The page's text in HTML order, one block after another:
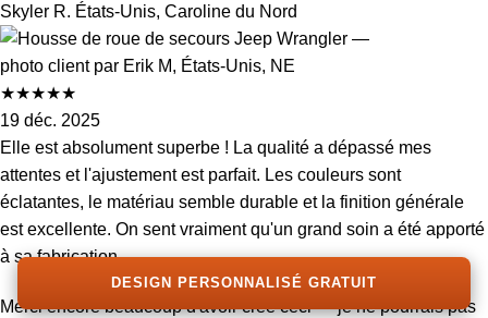
Skyler R. États-Unis, Caroline du Nord
★★★★★
19 déc. 2025
Elle est absolument superbe ! La qualité a dépassé mes
attentes et l'ajustement est parfait. Les couleurs sont
éclatantes, le matériau semble durable et la finition générale
est excellente. On sent vraiment qu'un grand soin a été apporté
à sa fabrication.
Merci encore beaucoup d'avoir créé ceci — je ne pourrais pas
DESIGN PERSONNALISÉ GRATUIT